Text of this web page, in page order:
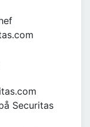
Securitas